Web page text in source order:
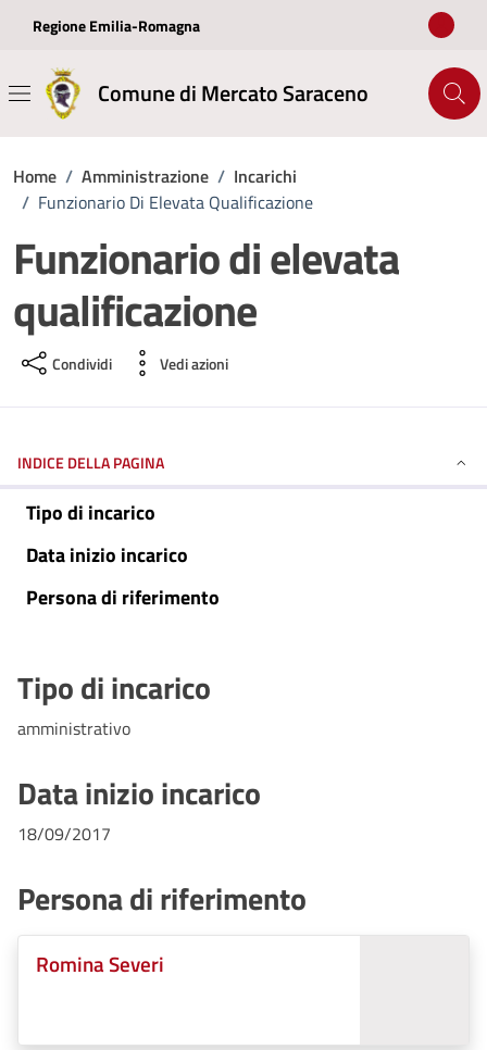
Regione Emilia-Romagna
Comune di Mercato Saraceno
Home / Amministrazione / Incarichi
/ Funzionario Di Elevata Qualificazione
Funzionario di elevata
qualificazione
Condividi Vedi azioni
INDICE DELLA PAGINA
Tipo di incarico
Data inizio incarico
Persona di riferimento
Tipo di incarico
amministrativo
Data inizio incarico
18/09/2017
Persona di riferimento
Romina Severi